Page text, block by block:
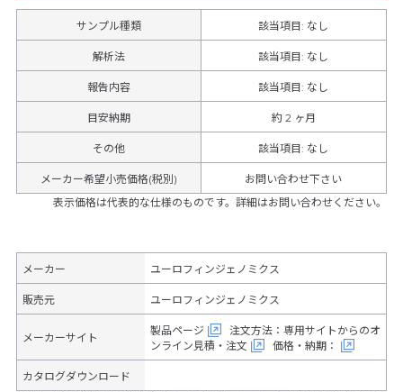
サンプル種類 該当項目: なし
解析法 該当項目: なし
報告内容 該当項目: なし
目安納期 約 2 ヶ月
その他 該当項目: なし
メーカー希望小売価格(税別)
お問い合わせ下さい
表示価格は代表的な仕様のものです。詳細はお問い合わせください。
メーカー ユーロフィンジェノミクス
販売元 ユーロフィンジェノミクス
メーカーサイト
製品ページ
注文方法：専用サイトからのオ
ンライン見積・注文
価格・納期：
カタログダウンロード